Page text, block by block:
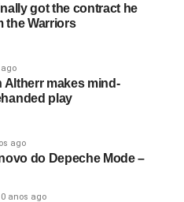
got the contract he
the Warriors
Altherr makes mind-
play
ago
do Depeche Mode –
anos ago